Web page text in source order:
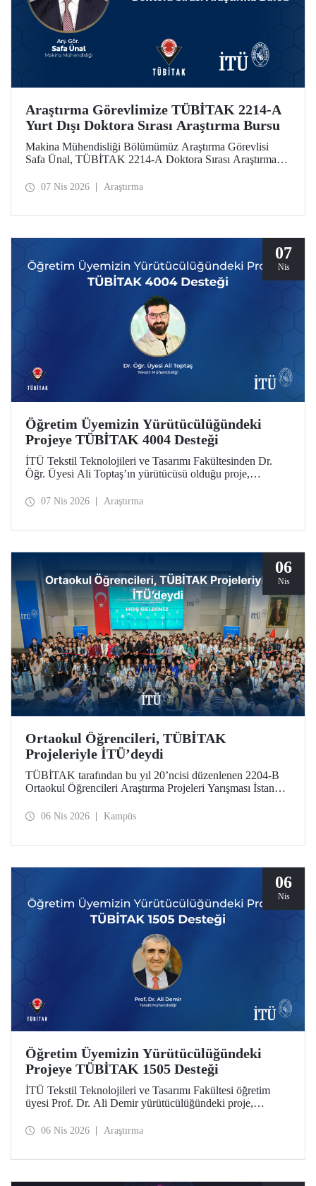
Araştırma Görevlimize TÜBİTAK 2214-A
Yurt Dışı Doktora Sırası Araştırma Bursu
Makina Mühendisliği Bölümümüz Araştırma Görevlisi
Safa Ünal, TÜBİTAK 2214-A Doktora Sırası Araştırma
07 Nis 2026 Araştırma
07
Nis
Öğretim Üyemizin Yürütücülüğündeki
Projeye TÜBİTAK 4004 Desteği
İTÜ Tekstil Teknolojileri ve Tasarımı Fakültesinden Dr.
Öğr. Üyesi Ali Toptaş’ın yürütücüsü olduğu proje,
Destekleme Programı kapsamında desteklenmeye hak
07 Nis 2026 Araştırma
06
Nis
Ortaokul Öğrencileri, TÜBİTAK
Projeleriyle İTÜ’deydi
TÜBİTAK tarafından bu yıl 20’ncisi düzenlenen 2204-B
Ortaokul Öğrencileri Araştırma Projeleri Yarışması İstanbul
Üniversitesi ev sahipliği yaptı.
06 Nis 2026 Kampüs
06
Nis
Öğretim Üyemizin Yürütücülüğündeki
Projeye TÜBİTAK 1505 Desteği
İTÜ Tekstil Teknolojileri ve Tasarımı Fakültesi öğretim
üyesi Prof. Dr. Ali Demir yürütücülüğündeki proje,
Programı tarafından desteklenmeye hak kazandı.
06 Nis 2026 Araştırma